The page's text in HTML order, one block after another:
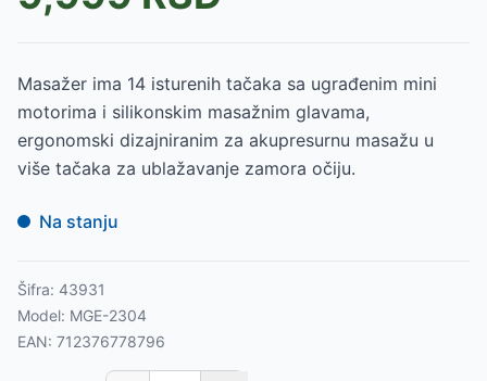
Masažer ima 14 isturenih tačaka sa ugrađenim mini
motorima i silikonskim masažnim glavama,
ergonomski dizajniranim za akupresurnu masažu u
više tačaka za ublažavanje zamora očiju.
Na stanju
Šifra: 43931
Model: MGE-2304
EAN: 712376778796